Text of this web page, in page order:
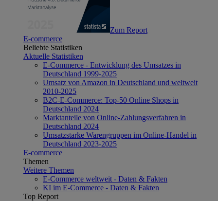
Zum Report
E-commerce
Beliebte Statistiken
Aktuelle Statistiken
E-Commerce - Entwicklung des Umsatzes in
Deutschland 1999-2025
Umsatz von Amazon in Deutschland und weltweit
2010-2025
B2C-E-Commerce: Top-50 Online Shops in
Deutschland 2024
Marktanteile von Online-Zahlungsverfahren in
Deutschland 2024
Umsatzstarke Warengruppen im Online-Handel in
Deutschland 2023-2025
E-commerce
Themen
Weitere Themen
E-Commerce weltweit - Daten & Fakten
KI im E-Commerce - Daten & Fakten
Top Report